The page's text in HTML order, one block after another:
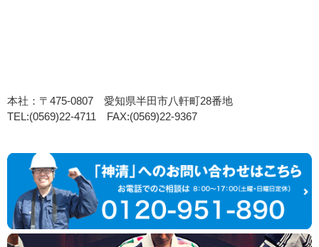
本社：〒475-0807 愛知県半田市八軒町28番地
TEL:(0569)22-4711 FAX:(0569)22-9367